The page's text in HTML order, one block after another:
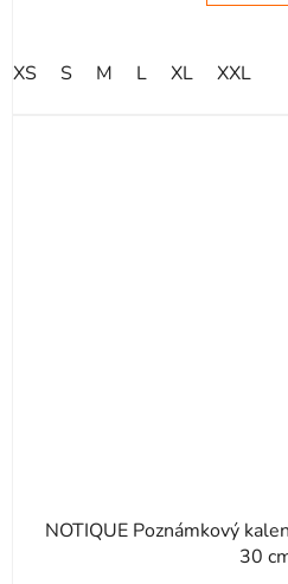
XS S M L XL XXL
NOTIQUE Poznámkový
30